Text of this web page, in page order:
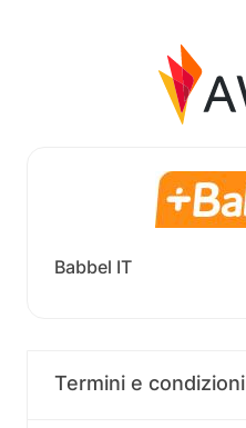
Babbel IT
Termini e condizioni